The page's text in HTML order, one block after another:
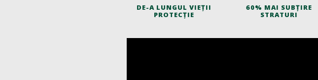
DE-A LUNGUL VIEȚII
PROTECȚIE
60% MAI SUBȚIRE
STRATURI